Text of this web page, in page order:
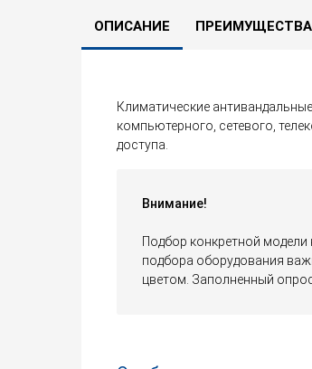
ОПИСАНИЕ ПРЕИМУЩЕСТВА
Климатические
компьютерного, сетевого,
доступа.
Внимание!
Подбор конкретной
подбора оборудования
цветом. Заполненный